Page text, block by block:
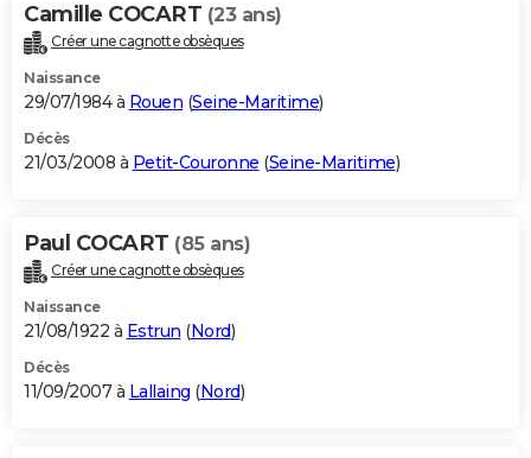
Camille COCART (23 ans)
Créer une cagnotte obsèques
Naissance
29/07/1984 à Rouen (Seine-Maritime)
Décès
21/03/2008 à Petit-Couronne (Seine-Maritime)
Paul COCART (85 ans)
Créer une cagnotte obsèques
Naissance
21/08/1922 à Estrun (Nord)
Décès
11/09/2007 à Lallaing (Nord)